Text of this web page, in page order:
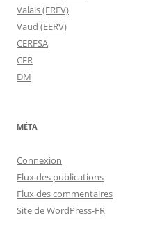
Valais (EREV)
Vaud (EERV)
CERFSA
CER
DM
MÉTA
Connexion
Flux des publications
Flux des commentaires
Site de WordPress-FR